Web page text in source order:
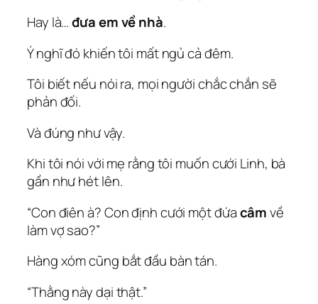
Hay là…đưa em về nhà.
Ý nghĩ đó khiến tôi mất ngủ cả đêm.
Tôi biết nếu nói ra, mọi người chắc chắn sẽ
phản đối.
Và đúng như vậy.
Khi tôi nói với mẹ rằng tôi muốn cưới Linh, bà
gần như hét lên.
“Con điên à? Con định cưới một đứacâmvề
làm vợ sao?”
Hàng xóm cũng bắt đầu bàn tán.
“Thằng này dại thật.”